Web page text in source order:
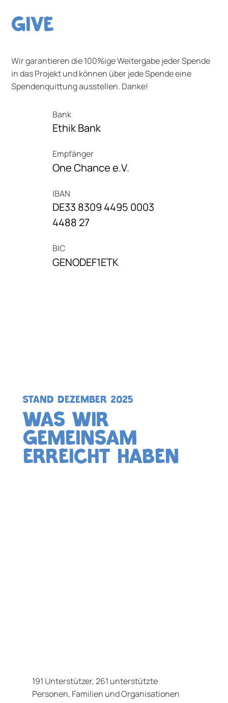
GIVE
Wir garantieren die 100%ige Weitergabe jeder Spende
in das Projekt und können über jede Spende eine
Spendenquittung ausstellen. Danke!
Bank
Ethik Bank
Empfänger
One Chance e.V.
IBAN
DE33 8309 4495 0003
4488 27
BIC
GENODEF1ETK
STAND Dezember 2025
WAS WIR
GEMEINSAM
ERREICHT Haben
191 Unterstützer, 261 unterstützte
Personen, Familien und Organisationen